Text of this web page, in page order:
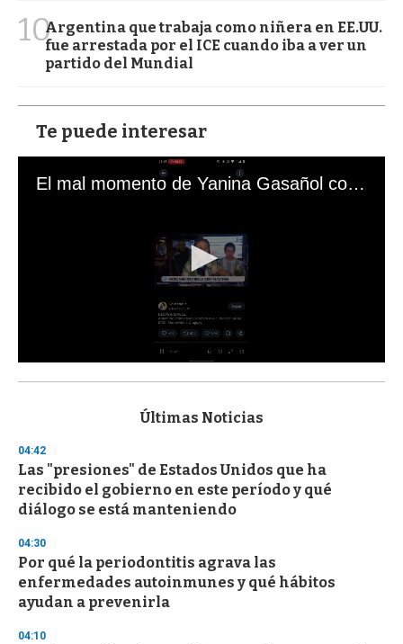
10Argentina que trabaja como niñera en EE.UU.
fue arrestada por el ICE cuando iba a ver un
partido del Mundial
Te puede interesar
El mal momento de Yanina Gasañol con un hincha argentino en "Subrayado"
s
d
s
o
f
3
s
e
c
o
n
Últimas Noticias
04:42
Las "presiones" de Estados Unidos que ha
recibido el gobierno en este período y qué
diálogo se está manteniendo
04:30
Por qué la periodontitis agrava las
enfermedades autoinmunes y qué hábitos
ayudan a prevenirla
04:10